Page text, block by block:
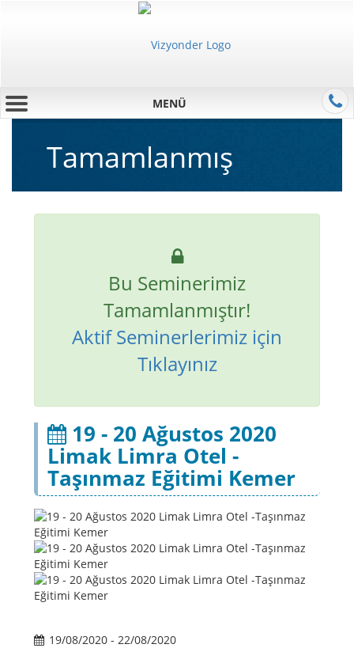
MENÜ
Tamamlanmış
Bu Seminerimiz
Tamamlanmıştır!
Aktif Seminerlerimiz için
Tıklayınız
19 - 20 Ağustos 2020
Limak Limra Otel -
Taşınmaz Eğitimi Kemer
19/08/2020 - 22/08/2020